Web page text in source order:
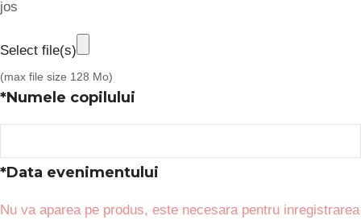
jos
Select file(s)
(max file size 128 Mo)
*Numele copilului
*Data evenimentului
Nu va aparea pe produs, este necesara pentru inregistrarea